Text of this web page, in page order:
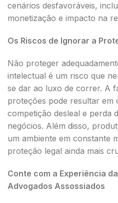
cenários desfavoráveis,
monetização e impacto na
Os Riscos de Ignorar a
Não proteger
intelectual é um risco que
se dar ao luxo de correr. A
proteções pode resultar em
competição desleal e perda
negócios. Além disso,
um ambiente em constante
proteção legal ainda mais
Conte com a Experiência
Advogados Assossiados